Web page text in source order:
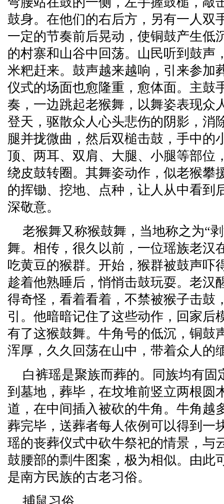
鼓身。在他们的右后方，另有一人双
一定的节奏前后晃动，使铜鼓产生低
的村寨和山谷中回荡。山民听到鼓声
米粑赶来。鼓声越来越响，引来参加
仪式的场面也愈隆重，愈体面。主鼓
奏，一边跳起老猴舞，以舞姿表现众
登天，驱散众人心头悲伤的阴影，消
腿并拢微曲，然后双槌击鼓，手中的
顶、两耳、双肩、大腿、小腿等部位
绕皮鼓转圈。其舞姿动作，似老猴攀
的挥锄、挖地、点种，让人从中看到
深敬意。
老猴舞又称猴鼓舞，当地称之为“
舞。相传，很久以前，一位瑶族老汉
吃黄豆的猴群。开始，猴群被鼓声吓
趁着他熟睡后，悄悄击鼓玩耍。老汉
得奇怪，看着看着，不禁被猴子击鼓
引。他暗暗记住了这些动作，回家后
有了这猴鼓舞。牛角号的低沉，铜鼓
浑厚，久久回荡在山中，带着众人的
白裤瑶是聚族而葬的。同族均有固
到墓地，葬毕，在坟堆前竖立两根圆
道，在中间插入被砍的牛角。牛角越
葬完毕，送葬者每人依例可以得到一
瑶的丧葬仪式中砍牛祭祀的情景，与
鼓腰部的剽牛图案，极为相似。由此
是南方民族的古老习俗。